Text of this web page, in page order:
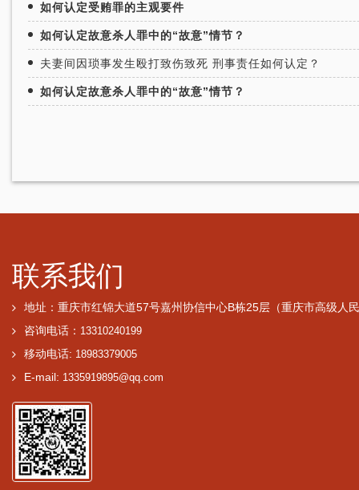
如何认定受贿罪的主观要件
如何认定故意杀人罪中的“故意”情节？
夫妻间因琐事发生殴打致伤致死 刑事责任如何认定？
如何认定故意杀人罪中的“故意”情节？
联系我们
地址：重庆市红锦大道57号嘉州协信中心B栋25层（重庆市高级人
咨询电话： 13310240199
移动电话: 18983379005
E-mail: 1335919895@qq.com